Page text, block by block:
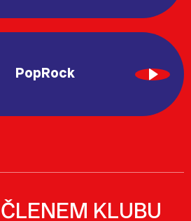
PopRock
KLUBU